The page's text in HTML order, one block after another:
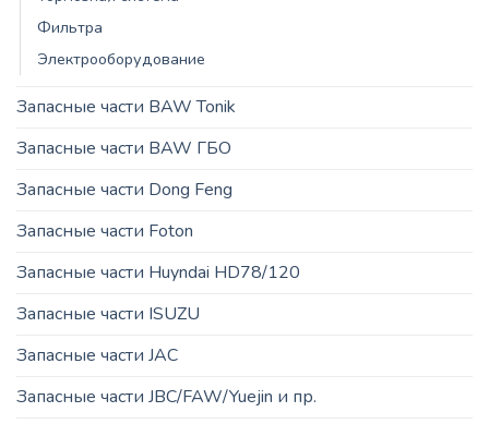
Фильтра
Электрооборудование
Запасные части BAW Tonik
Запасные части BAW ГБО
Запасные части Dong Feng
Запасные части Foton
Запасные части Huyndai HD78/120
Запасные части ISUZU
Запасные части JAC
Запасные части JBC/FAW/Yuejin и пр.